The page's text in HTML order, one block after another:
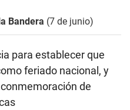
Bandera (7 de junio)
para establecer que
feriado nacional, y
de